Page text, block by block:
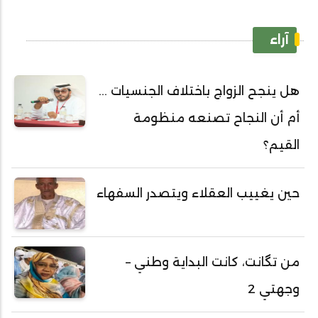
آراء
هل ينجح الزواج باختلاف الجنسيات ...
أم أن النجاح تصنعه منظومة
القيم؟
حين يغييب العقلاء ويتصدر السفهاء
من تگانت، كانت البداية وطني –
وجهتي 2